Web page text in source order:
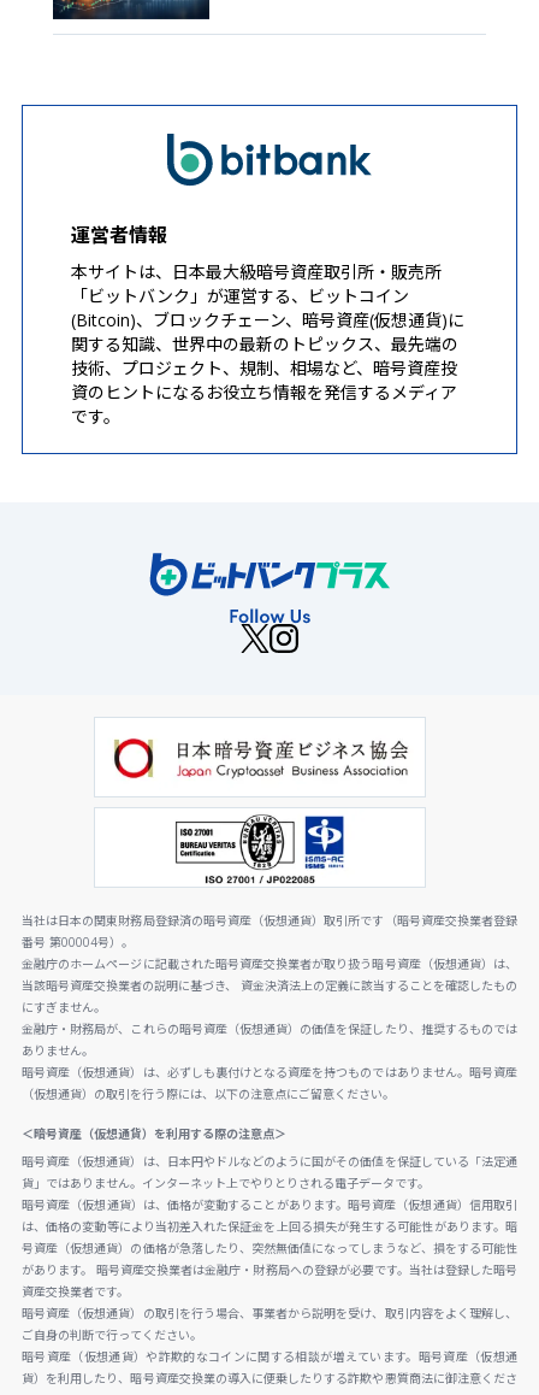
運営者情報
本サイトは、日本最大級暗号資産取引所・販売所
「ビットバンク」が運営する、ビットコイン
(Bitcoin)、ブロックチェーン、暗号資産(仮想通貨)に
関する知識、世界中の最新のトピックス、最先端の
技術、プロジェクト、規制、相場など、暗号資産投
資のヒントになるお役立ち情報を発信するメディア
です。
当社は日本の関東財務局登録済の暗号資産（仮想通貨）取引所です（暗号資産交換業者登録
番号 第00004号）。
金融庁のホームページに記載された暗号資産交換業者が取り扱う暗号資産（仮想通貨）は、
当該暗号資産交換業者の説明に基づき、 資金決済法上の定義に該当することを確認したもの
にすぎません。
金融庁・財務局が、これらの暗号資産（仮想通貨）の価値を保証したり、推奨するものでは
ありません。
暗号資産（仮想通貨）は、必ずしも裏付けとなる資産を持つものではありません。暗号資産
（仮想通貨）の取引を行う際には、以下の注意点にご留意ください。
＜暗号資産（仮想通貨）を利用する際の注意点＞
暗号資産（仮想通貨）は、日本円やドルなどのように国がその価値を保証している「法定通
貨」ではありません。インターネット上でやりとりされる電子データです。
暗号資産（仮想通貨）は、価格が変動することがあります。暗号資産（仮想通貨）信用取引
は、価格の変動等により当初差入れた保証金を上回る損失が発生する可能性があります。暗
号資産（仮想通貨）の価格が急落したり、突然無価値になってしまうなど、損をする可能性
があります。 暗号資産交換業者は金融庁・財務局への登録が必要です。当社は登録した暗号
資産交換業者です。
暗号資産（仮想通貨）の取引を行う場合、事業者から説明を受け、取引内容をよく理解し、
ご自身の判断で行ってください。
暗号資産（仮想通貨）や詐欺的なコインに関する相談が増えています。暗号資産（仮想通
貨）を利用したり、暗号資産交換業の導入に便乗したりする詐欺や悪質商法に御注意くださ